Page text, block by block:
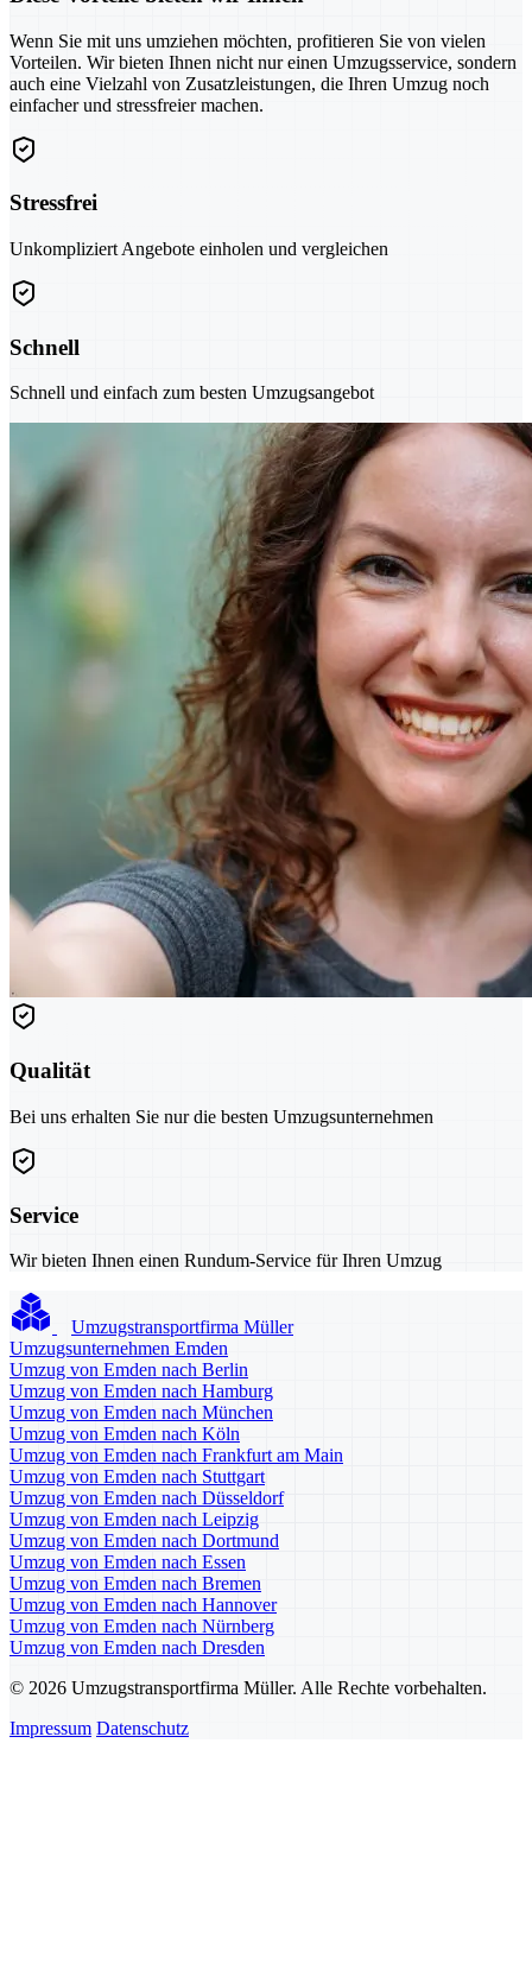
Wenn Sie mit uns umziehen möchten, profitieren Sie von vielen
Vorteilen. Wir bieten Ihnen nicht nur einen Umzugsservice, sondern
auch eine Vielzahl von Zusatzleistungen, die Ihren Umzug noch
einfacher und stressfreier machen.
Stressfrei
Unkompliziert Angebote einholen und vergleichen
Schnell
Schnell und einfach zum besten Umzugsangebot
Qualität
Bei uns erhalten Sie nur die besten Umzugsunternehmen
Service
Wir bieten Ihnen einen Rundum-Service für Ihren Umzug
Umzugstransportfirma Müller
Umzugsunternehmen Emden
Umzug von Emden nach Berlin
Umzug von Emden nach Hamburg
Umzug von Emden nach München
Umzug von Emden nach Köln
Umzug von Emden nach Frankfurt am Main
Umzug von Emden nach Stuttgart
Umzug von Emden nach Düsseldorf
Umzug von Emden nach Leipzig
Umzug von Emden nach Dortmund
Umzug von Emden nach Essen
Umzug von Emden nach Bremen
Umzug von Emden nach Hannover
Umzug von Emden nach Nürnberg
Umzug von Emden nach Dresden
© 2026 Umzugstransportfirma Müller. Alle Rechte vorbehalten.
Impressum Datenschutz